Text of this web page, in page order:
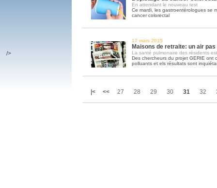
En attendant le nouveau test
Ce mardi, les gastroentérologues se
cancer colorectal
17 mars 2015
Maisons de retraite: un air
La santé pulmonaire des résidents
Des chercheurs du projet GERIE ont
polluants et els résultats sont
|< << 27 28 29 30 31 32
/>